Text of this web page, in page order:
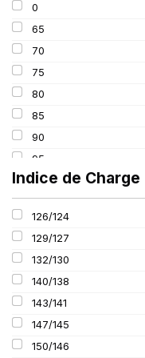
325
335
365
385
445
0
65
70
75
80
85
90
95
100
Indice de Charge
126/124
129/127
132/130
140/138
143/141
147/145
150/146